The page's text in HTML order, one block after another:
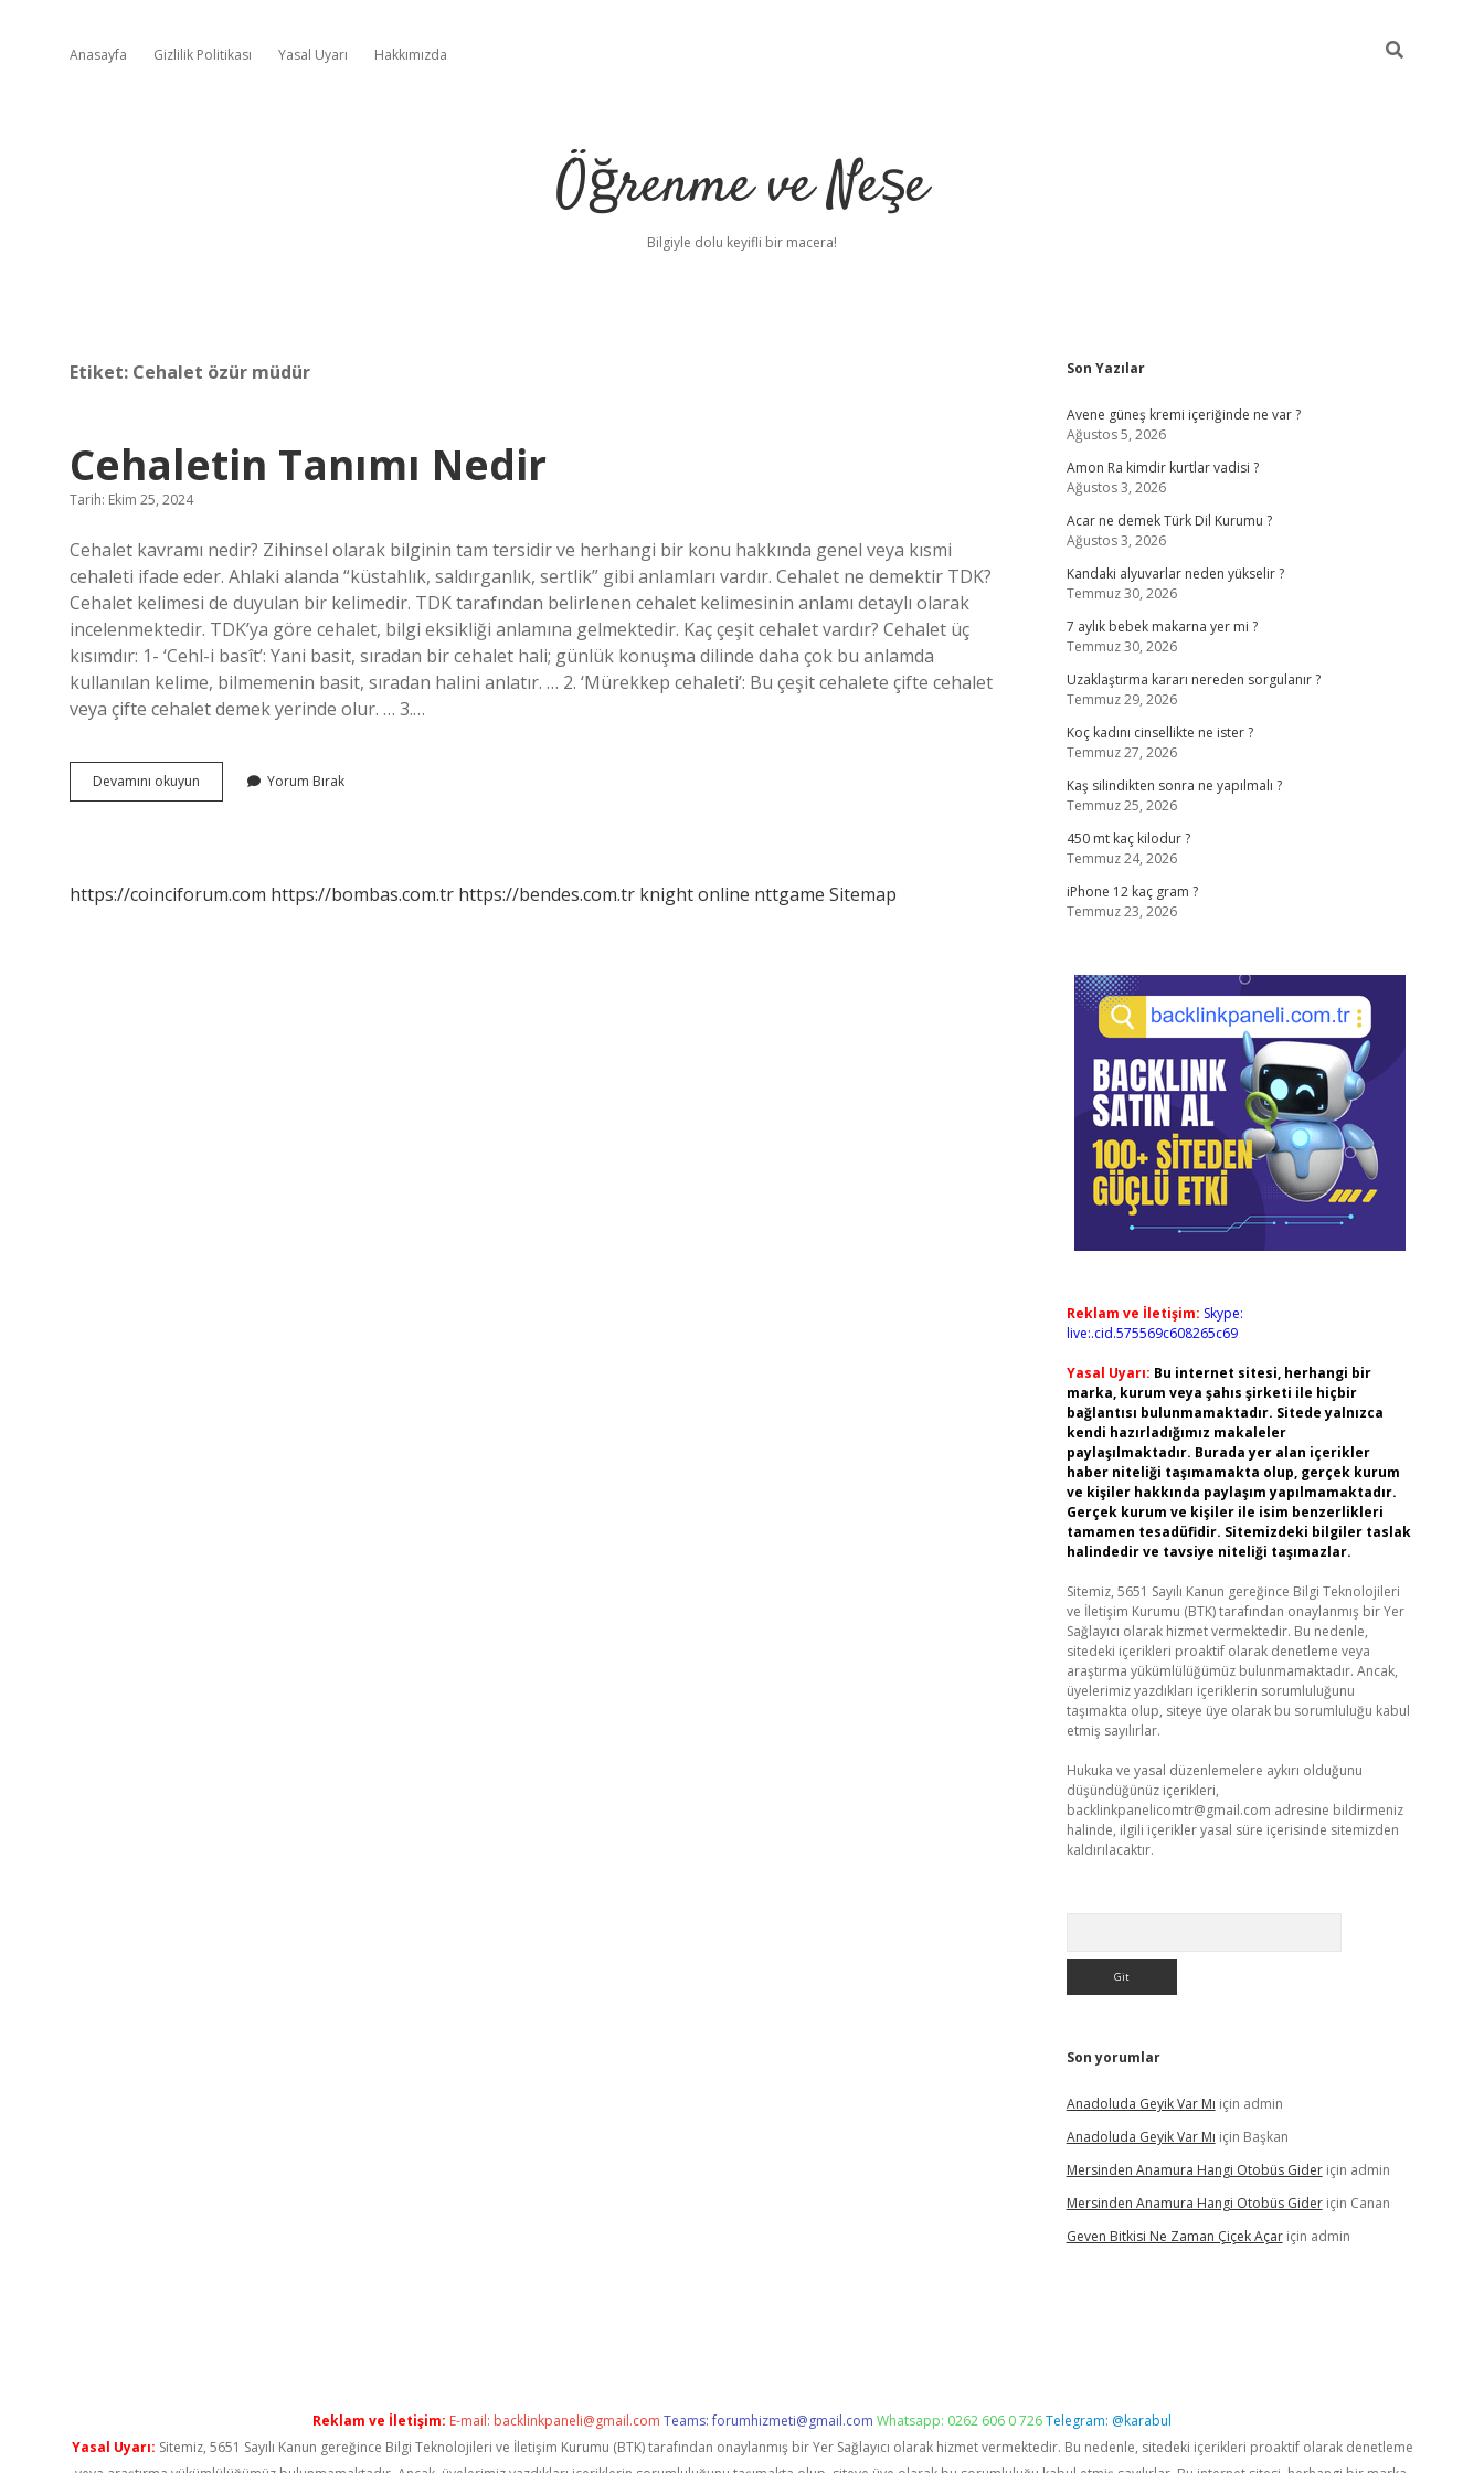
Anasayfa Gizlilik Politikası Yasal Uyarı Hakkımızda
Öğrenme ve Neşe
Bilgiyle dolu keyifli bir macera!
Etiket: Cehalet özür müdür
Cehaletin Tanımı Nedir
Tarih: Ekim 25, 2024
Cehalet kavramı nedir? Zihinsel olarak bilginin tam tersidir ve herhangi bir konu hakkında genel veya kısmi
cehaleti ifade eder. Ahlaki alanda “küstahlık, saldırganlık, sertlik” gibi anlamları vardır. Cehalet ne demektir TDK?
Cehalet kelimesi de duyulan bir kelimedir. TDK tarafından belirlenen cehalet kelimesinin anlamı detaylı olarak
incelenmektedir. TDK’ya göre cehalet, bilgi eksikliği anlamına gelmektedir. Kaç çeşit cehalet vardır? Cehalet üç
kısımdır: 1- ‘Cehl-i basît’: Yani basit, sıradan bir cehalet hali; günlük konuşma dilinde daha çok bu anlamda
kullanılan kelime, bilmemenin basit, sıradan halini anlatır. … 2. ‘Mürekkep cehaleti’: Bu çeşit cehalete çifte cehalet
veya çifte cehalet demek yerinde olur. … 3.…
Devamını okuyun Cehaletin
Tanımı
Yorum Bırak
https://coinciforum.com https://bombas.com.tr https://bendes.com.tr knight online nttgame Sitemap
Sidebar
Son Yazılar
Avene güneş kremi içeriğinde ne var ?
Ağustos 5, 2026
Amon Ra kimdir kurtlar vadisi ?
Ağustos 3, 2026
Acar ne demek Türk Dil Kurumu ?
Ağustos 3, 2026
Kandaki alyuvarlar neden yükselir ?
Temmuz 30, 2026
7 aylık bebek makarna yer mi ?
Temmuz 30, 2026
Uzaklaştırma kararı nereden sorgulanır ?
Temmuz 29, 2026
Koç kadını cinsellikte ne ister ?
Temmuz 27, 2026
Kaş silindikten sonra ne yapılmalı ?
Temmuz 25, 2026
450 mt kaç kilodur ?
Temmuz 24, 2026
iPhone 12 kaç gram ?
Temmuz 23, 2026
Reklam ve İletişim: Skype:
live:.cid.575569c608265c69
Yasal Uyarı: Bu internet sitesi, herhangi bir
marka, kurum veya şahıs şirketi ile hiçbir
bağlantısı bulunmamaktadır. Sitede yalnızca
kendi hazırladığımız makaleler
paylaşılmaktadır. Burada yer alan içerikler
haber niteliği taşımamakta olup, gerçek kurum
ve kişiler hakkında paylaşım yapılmamaktadır.
Gerçek kurum ve kişiler ile isim benzerlikleri
tamamen tesadüfidir. Sitemizdeki bilgiler taslak
halindedir ve tavsiye niteliği taşımazlar.
Sitemiz, 5651 Sayılı Kanun gereğince Bilgi Teknolojileri
ve İletişim Kurumu (BTK) tarafından onaylanmış bir Yer
Sağlayıcı olarak hizmet vermektedir. Bu nedenle,
sitedeki içerikleri proaktif olarak denetleme veya
araştırma yükümlülüğümüz bulunmamaktadır. Ancak,
üyelerimiz yazdıkları içeriklerin sorumluluğunu
taşımakta olup, siteye üye olarak bu sorumluluğu kabul
etmiş sayılırlar.
Hukuka ve yasal düzenlemelere aykırı olduğunu
düşündüğünüz içerikleri,
backlinkpanelicomtr@gmail.com adresine bildirmeniz
halinde, ilgili içerikler yasal süre içerisinde sitemizden
kaldırılacaktır.
Son yorumlar
Anadoluda Geyik Var Mı için admin
Anadoluda Geyik Var Mı için Başkan
Mersinden Anamura Hangi Otobüs Gideriçin admin
Mersinden Anamura Hangi Otobüs Gideriçin Canan
Geven Bitkisi Ne Zaman Çiçek Açariçin admin
Reklam ve İletişim: E-mail: backlinkpaneli@gmail.com Teams:forumhizmeti@gmail.com Whatsapp: 0262 606 0 726Telegram: @karabul
Yasal Uyarı: Sitemiz, 5651 Sayılı Kanun gereğince Bilgi Teknolojileri ve İletişim Kurumu (BTK) tarafından onaylanmış bir Yer Sağlayıcı olarak hizmet vermektedir. Bu nedenle, sitedeki içerikleri proaktif olarak denetleme